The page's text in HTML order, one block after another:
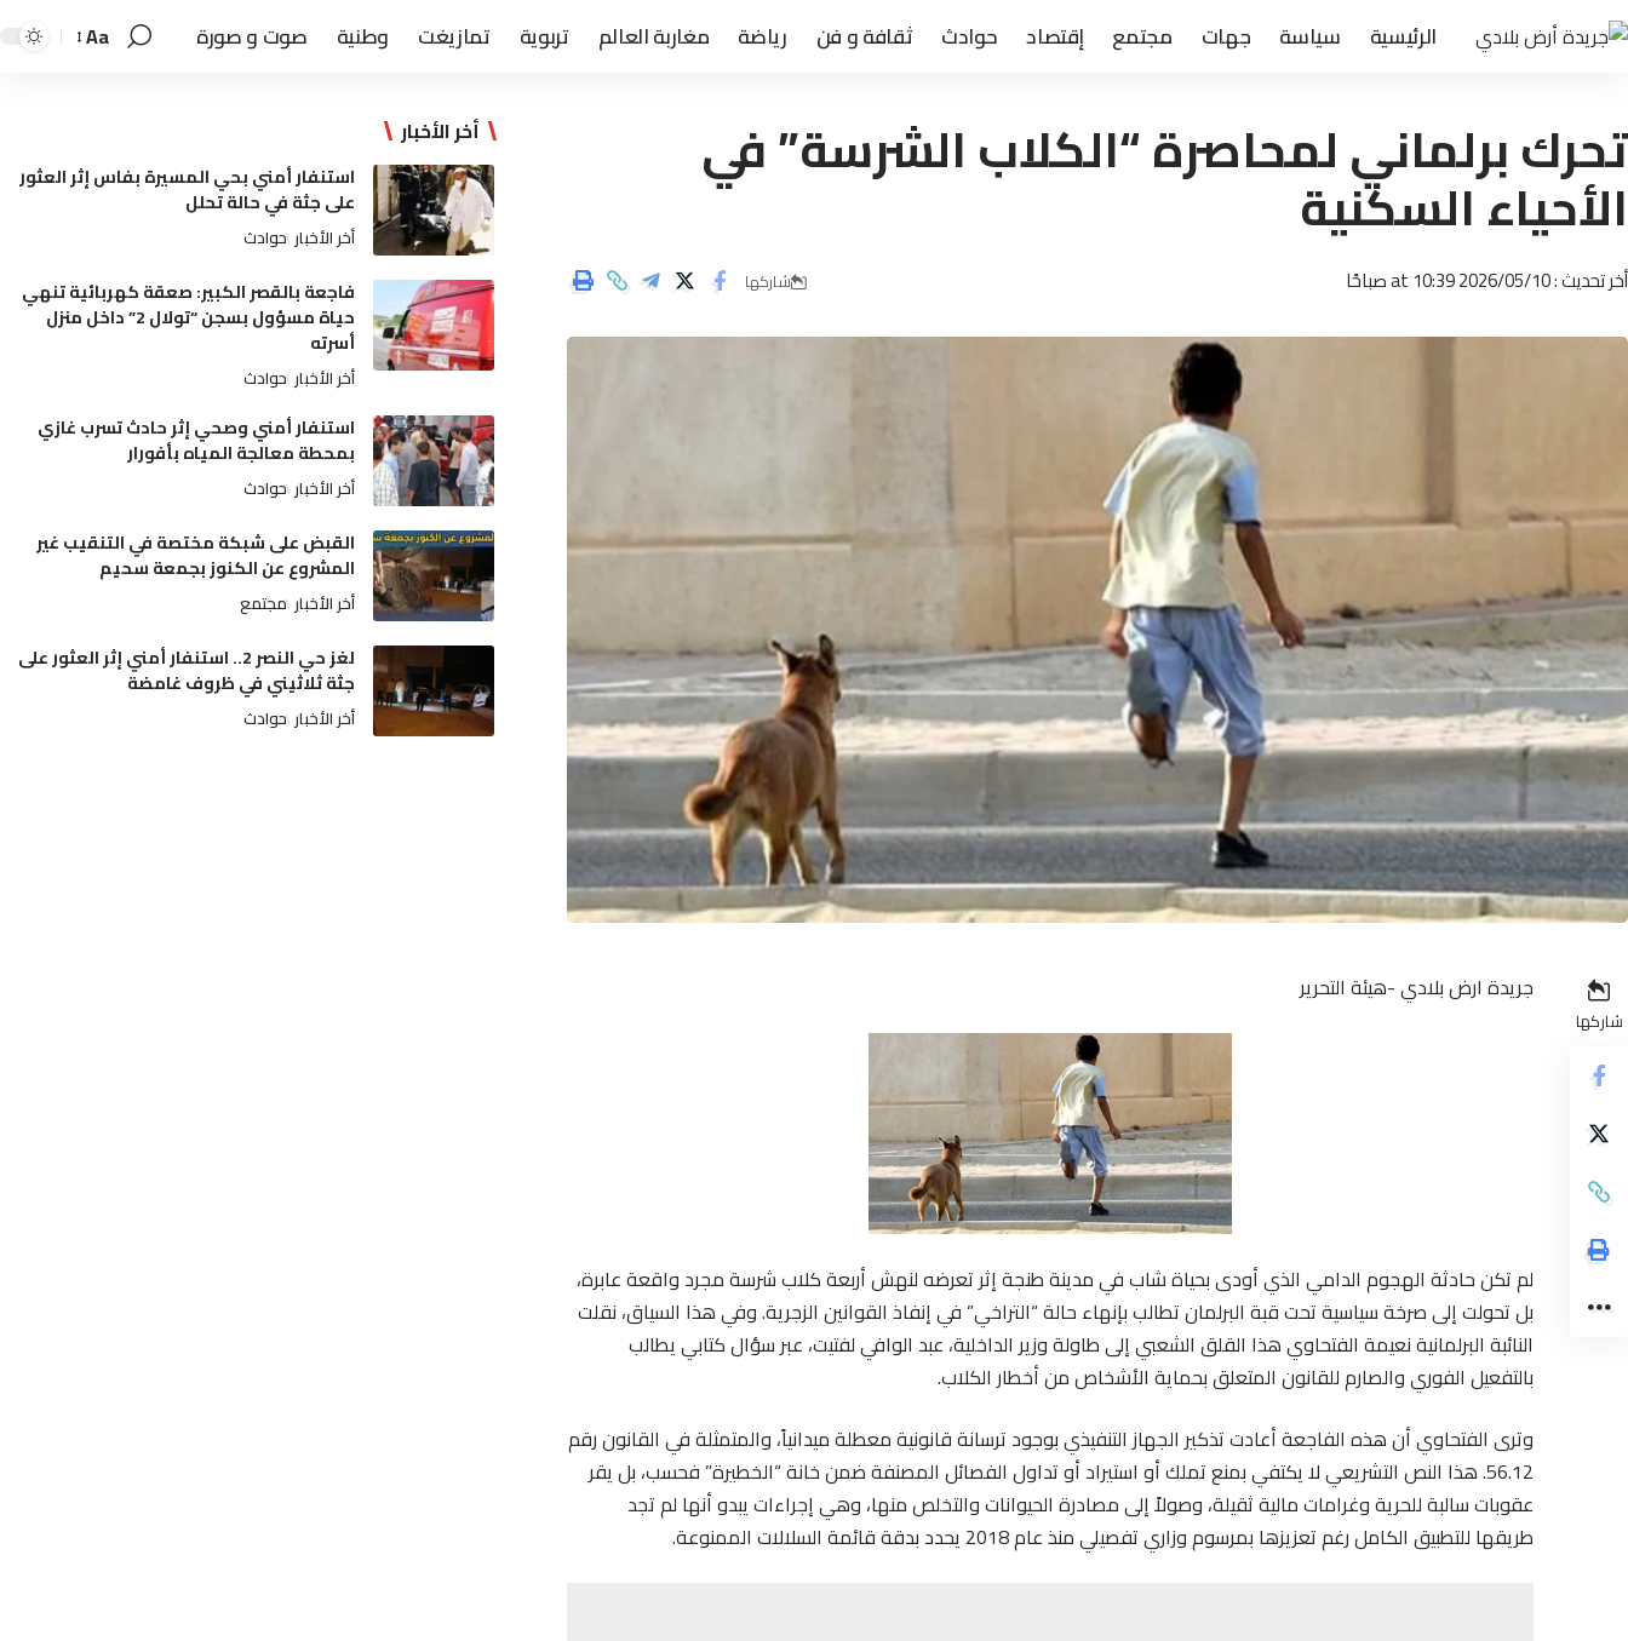
الرئيسية سياسة جهات مجتمع إقتصاد حوادث ثقافة و فن رياضة مغاربة العالم تربوية تمازيغت وطنية صوت و صورة Aa
تحرك برلماني لمحاصرة “الكلاب الشرسة” في
الأحياء السكنية
أخر تحديث : 2026/05/10 at 10:39 صباحًا شاركها
شاركها
جريدة ارض بلادي -هيئة التحرير
لم تكن حادثة الهجوم الدامي الذي أودى بحياة شاب في مدينة طنجة إثر تعرضه لنهش أربعة كلاب شرسة مجرد واقعة عابرة،
بل تحولت إلى صرخة سياسية تحت قبة البرلمان تطالب بإنهاء حالة “التراخي” في إنفاذ القوانين الزجرية. وفي هذا السياق، نقلت
النائبة البرلمانية نعيمة الفتحاوي هذا القلق الشعبي إلى طاولة وزير الداخلية، عبد الوافي لفتيت، عبر سؤال كتابي يطالب
بالتفعيل الفوري والصارم للقانون المتعلق بحماية الأشخاص من أخطار الكلاب.
وترى الفتحاوي أن هذه الفاجعة أعادت تذكير الجهاز التنفيذي بوجود ترسانة قانونية معطلة ميدانياً، والمتمثلة في القانون رقم
56.12. هذا النص التشريعي لا يكتفي بمنع تملك أو استيراد أو تداول الفصائل المصنفة ضمن خانة “الخطيرة” فحسب، بل يقر
عقوبات سالبة للحرية وغرامات مالية ثقيلة، وصولاً إلى مصادرة الحيوانات والتخلص منها، وهي إجراءات يبدو أنها لم تجد
طريقها للتطبيق الكامل رغم تعزيزها بمرسوم وزاري تفصيلي منذ عام 2018 يحدد بدقة قائمة السلالات الممنوعة.
أخر الأخبار
استنفار أمني بحي المسيرة بفاس إثر العثور
على جثة في حالة تحلل
أخر الأخبار حوادث
فاجعة بالقصر الكبير: صعقة كهربائية تنهي
حياة مسؤول بسجن “تولال 2” داخل منزل
أسرته
أخر الأخبار حوادث
استنفار أمني وصحي إثر حادث تسرب غازي
بمحطة معالجة المياه بأفورار
أخر الأخبار حوادث
القبض على شبكة مختصة في التنقيب غير
المشروع عن الكنوز بجمعة سحيم
أخر الأخبار مجتمع
لغز حي النصر 2.. استنفار أمني إثر العثور على
جثة ثلاثيني في ظروف غامضة
أخر الأخبار حوادث